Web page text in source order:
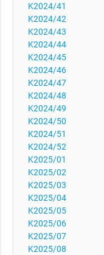
K2024/41
K2024/42
K2024/43
K2024/44
K2024/45
K2024/46
K2024/47
K2024/48
K2024/49
K2024/50
K2024/51
K2024/52
K2025/01
K2025/02
K2025/03
K2025/04
K2025/05
K2025/06
K2025/07
K2025/08